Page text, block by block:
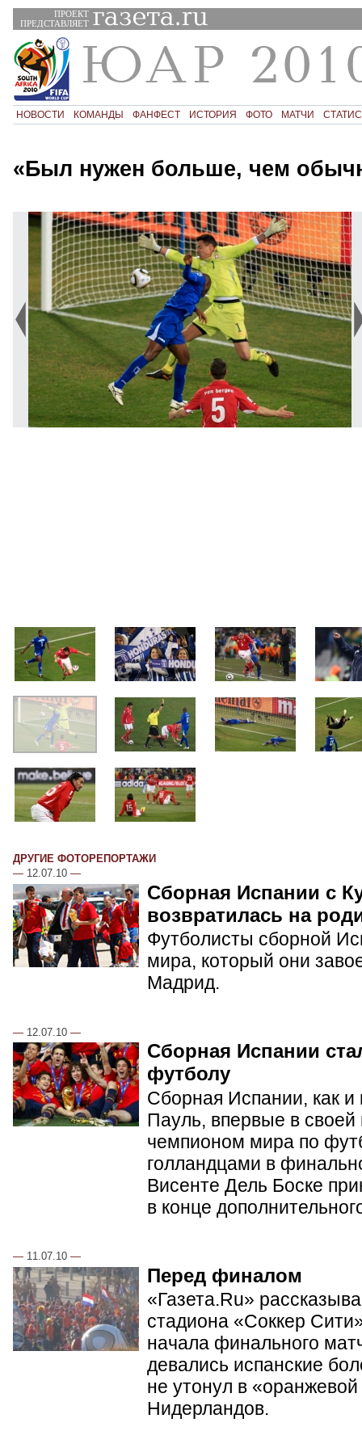
ПРОЕКТ
ПРЕДСТАВЛЯЕТ
НОВОСТИ КОМАНДЫ ФАНФЕСТ ИСТОРИЯ ФОТО МАТЧИ
«Был нужен больше, чем
ДРУГИЕ ФОТОРЕПОРТАЖИ
— 12.07.10 —
Сборная Испании с
возвратилась на
Футболисты сборной
мира, который они
Мадрид.
— 12.07.10 —
Сборная Испании
футболу
Сборная Испании, как и
Пауль, впервые в своей
чемпионом мира по
голландцами в
Висенте Дель Боске
в конце
— 11.07.10 —
Перед финалом
«Газета.Ru»
стадиона «Соккер
начала финального
девались испанские
не утонул в
Нидерландов.